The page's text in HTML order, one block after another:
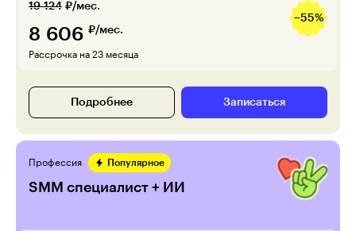
19 124 ₽/мес.
−55%
8 606 ₽/мес.
Рассрочка на 23 месяца
Подробнее Записаться
Профессия Популярное
SMM специалист + ИИ